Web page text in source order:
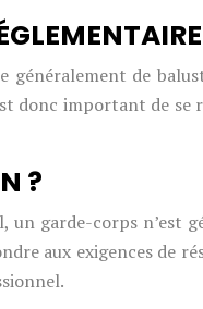
généralement de
donc important de
?
garde-corps n’est
aux exigences de